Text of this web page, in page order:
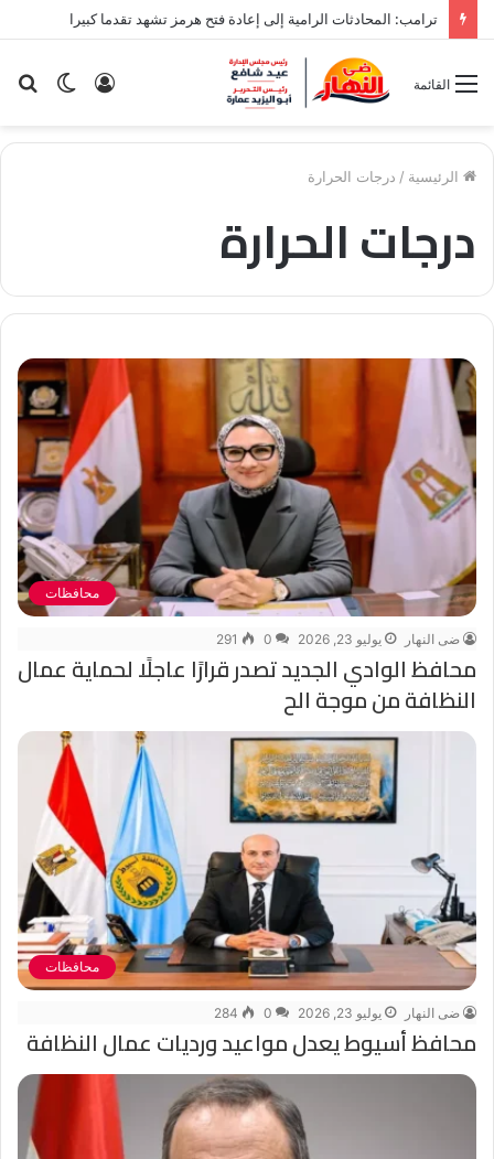
ترامب: المحادثات الرامية إلى إعادة فتح هرمز تشهد تقدما كبيرا
الوضع تسجيل
القائمة
الرئيسية / درجات الحرارة
درجات الحرارة
محافظات
ضى النهار يوليو 23, 2026 0
291
محافظ الوادي الجديد تصدر قرارًا عاجلًا لحماية عمال
النظافة من موجة الح
محافظات
ضى النهار يوليو 23, 2026 0
284
محافظ أسيوط يعدل مواعيد ورديات عمال النظافة